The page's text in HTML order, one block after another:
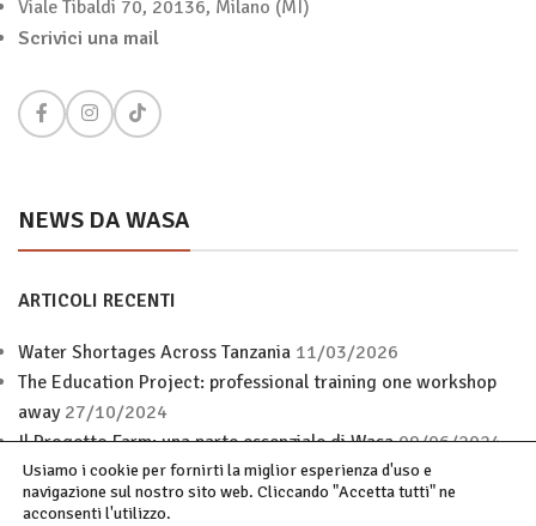
Viale Tibaldi 70, 20136, Milano (MI)
Scrivici una mail
NEWS DA WASA
ARTICOLI RECENTI
Water Shortages Across Tanzania 11/03/2026
The Education Project: professional training one workshop
away 27/10/2024
Il Progetto Farm: una parte essenziale di Wasa 09/06/2024
Usiamo i cookie per fornirti la miglior esperienza d'uso e
navigazione sul nostro sito web. Cliccando "Accetta tutti" ne
acconsenti l'utilizzo.